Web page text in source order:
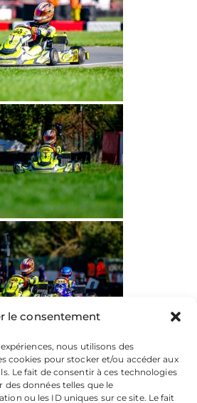
le consentement
nous utilisons des
cookies pour stocker et/ou accéder aux
Le fait de consentir à ces technologies
données telles que le
ou les ID uniques sur ce site. Le fait